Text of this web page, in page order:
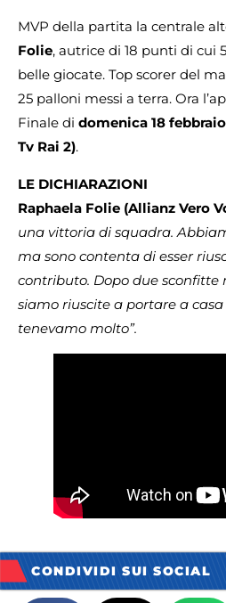
MVP della partita la centrale
Folie, autrice di 18 punti di cui
belle giocate. Top scorer del
25 palloni messi a terra. Ora
Finale di domenica 18
Tv Rai 2).
LE DICHIARAZIONI
Raphaela Folie (Allianz Vero
una vittoria di squadra.
ma sono contenta di esser
contributo. Dopo due sconfitte
siamo riuscite a portare a
tenevamo molto”.
CONDIVIDI SUI SOCIAL